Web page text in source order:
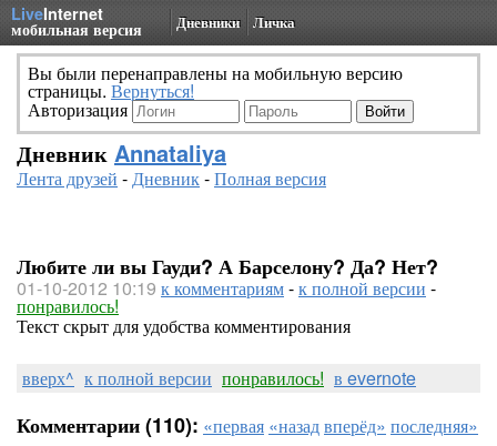
LiveInternet
мобильная версия Дневники Личка
Вы были перенаправлены на мобильную версию
страницы. Вернуться!
Авторизация
Дневник Annataliya
Лента друзей -Дневник-Полная версия
Любите ли вы Гауди? А Барселону? Да? Нет?
01-10-2012 10:19 к комментариям-к полной версии -
понравилось!
Текст скрыт для удобства комментирования
вверх^ к полной версии понравилось! в evernote
Комментарии (110): «первая «назадвперёд» последняя»